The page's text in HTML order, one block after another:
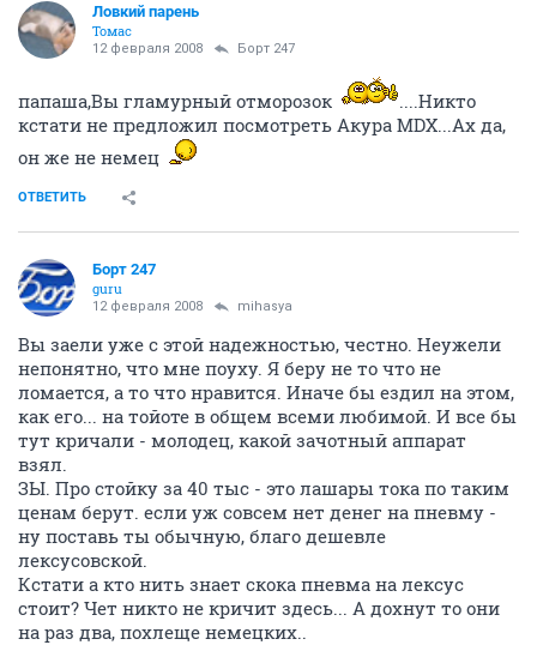
Ловкий парень
Томас
12 февраля 2008 Борт 247
папаша,Вы гламурный отморозок
....Никто
кстати не предложил посмотреть Акура MDX...Ах да,
он же не немец
ОТВЕТИТЬ
Борт 247
guru
12 февраля 2008 mihasya
Вы заели уже с этой надежностью, честно. Неужели
непонятно, что мне поуху. Я беру не то что не
ломается, а то что нравится. Иначе бы ездил на этом,
как его... на тойоте в общем всеми любимой. И все бы
тут кричали - молодец, какой зачотный аппарат
взял.
ЗЫ. Про стойку за 40 тыс - это лашары тока по таким
ценам берут. если уж совсем нет денег на пневму -
ну поставь ты обычную, благо дешевле
лексусовской.
Кстати а кто нить знает скока пневма на лексус
стоит? Чет никто не кричит здесь... А дохнут то они
на раз два, похлеще немецких..